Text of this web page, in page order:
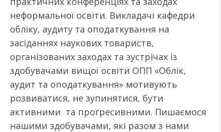
неформальної освіти. Викладачі кафедри
обліку, аудиту та оподаткування на
засіданнях наукових товариств,
організованих заходах та зустрічах із
здобувачами вищої освіти ОПП «Облік,
аудит та оподаткування» мотивують
розвиватися, не зупинятися, бути
активними та прогресивними. Пишаємося
нашими здобувачами, які разом з нами